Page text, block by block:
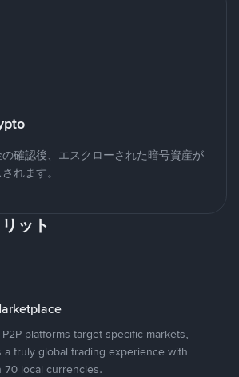
確認後、エスクローされた暗号資産が
れます。
ット
platforms target specific markets,
a truly global trading experience with
local currencies.